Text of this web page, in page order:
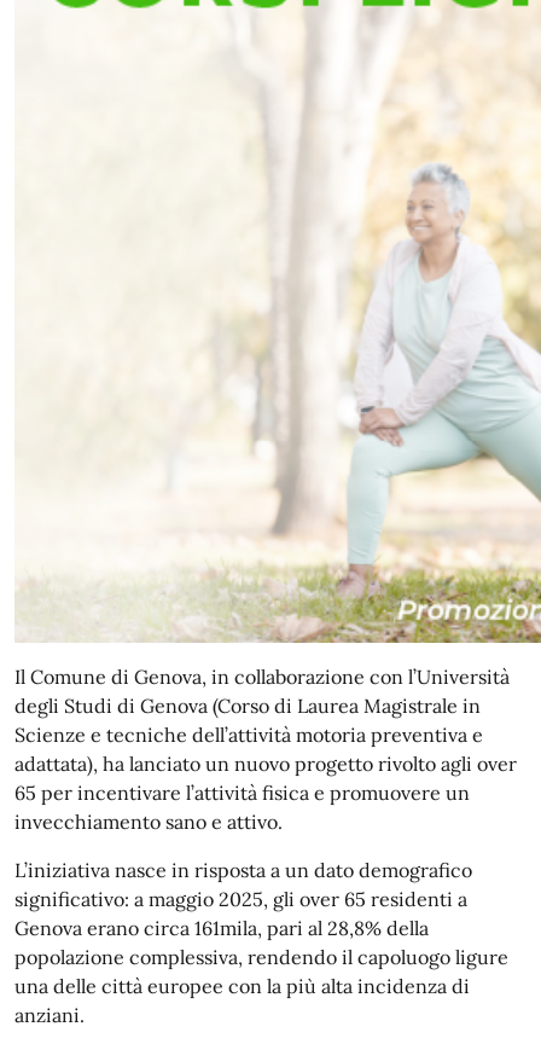
Il Comune di Genova, in collaborazione con l’Università
degli Studi di Genova (Corso di Laurea Magistrale in
Scienze e tecniche dell’attività motoria preventiva e
adattata), ha lanciato un nuovo progetto rivolto agli over
65 per incentivare l’attività fisica e promuovere un
invecchiamento sano e attivo.
L’iniziativa nasce in risposta a un dato demografico
significativo: a maggio 2025, gli over 65 residenti a
Genova erano circa 161mila, pari al 28,8% della
popolazione complessiva, rendendo il capoluogo ligure
una delle città europee con la più alta incidenza di
anziani.